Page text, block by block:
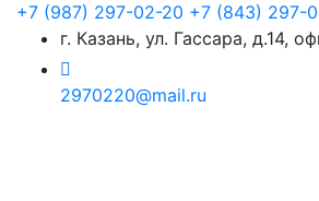
+7 (987) 297-02-20 +7 (843) 297-
г. Казань, ул. Гассара, д.14,
2970220@mail.ru